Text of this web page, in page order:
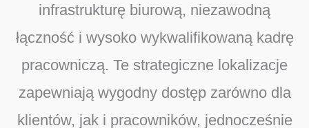
infrastrukturę biurową, niezawodną
łączność i wysoko wykwalifikowaną kadrę
pracowniczą. Te strategiczne lokalizacje
zapewniają wygodny dostęp zarówno dla
klientów, jak i pracowników, jednocześnie